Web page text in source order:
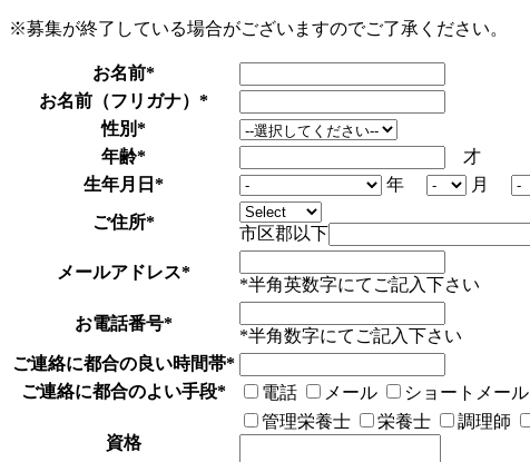
※募集が終了している場合がございますのでご了承ください。
お名前*
お名前（フリガナ） *
性別*
年齢*
才
生年月日 * 年 月
ご住所*
市区郡以下
メールアドレス*
*半角英数字にてご記入下さい
お電話番号*
*半角数字にてご記入下さい
ご連絡に都合の良い時間帯*
ご連絡に都合のよい手段* 電話 メール ショートメール
資格
管理栄養士 栄養士 調理師